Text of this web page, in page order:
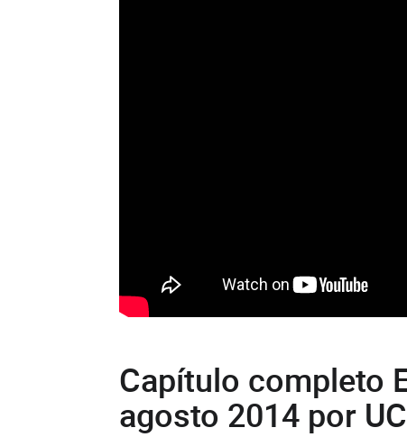
Capítulo completo
agosto 2014 por